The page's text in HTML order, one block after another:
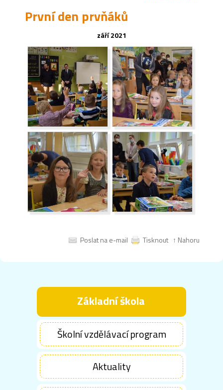
První den prvňáků
září 2021
Poslat na e-mail Tisknout ↑ Nahoru
Základní škola
Školní vzdělávací program
Aktuality